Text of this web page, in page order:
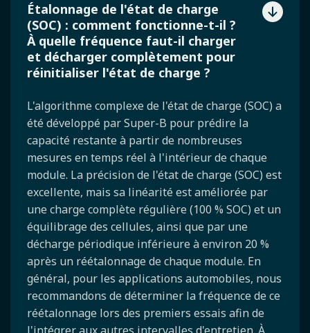
Étalonnage de l'état de charge
(SOC) : comment fonctionne-t-il ?
À quelle fréquence faut-il charger
et décharger complètement pour
réinitialiser l'état de charge ?
L'algorithme complexe de l'état de charge (SOC) a
été développé par Super-B pour prédire la
capacité restante à partir de nombreuses
mesures en temps réel à l'intérieur de chaque
module. La précision de l'état de charge (SOC) est
excellente, mais sa linéarité est améliorée par
une charge complète régulière (100 % SOC) et un
équilibrage des cellules, ainsi que par une
décharge périodique inférieure à environ 20 %
après un réétalonnage de chaque module. En
général, pour les applications automobiles, nous
recommandons de déterminer la fréquence de ce
réétalonnage lors des premiers essais afin de